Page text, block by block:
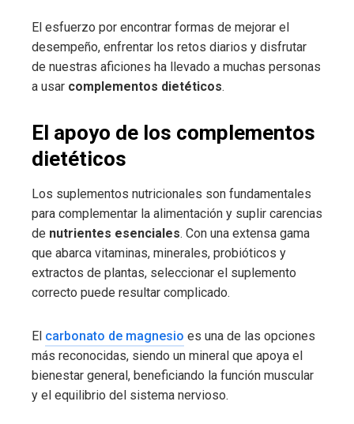
El esfuerzo por encontrar formas de mejorar el
desempeño, enfrentar los retos diarios y disfrutar
de nuestras aficiones ha llevado a muchas personas
a usar complementos dietéticos.
El apoyo de los complementos
dietéticos
Los suplementos nutricionales son fundamentales
para complementar la alimentación y suplir carencias
de nutrientes esenciales. Con una extensa gama
que abarca vitaminas, minerales, probióticos y
extractos de plantas, seleccionar el suplemento
correcto puede resultar complicado.
El carbonato de magnesio es una de las opciones
más reconocidas, siendo un mineral que apoya el
bienestar general, beneficiando la función muscular
y el equilibrio del sistema nervioso.